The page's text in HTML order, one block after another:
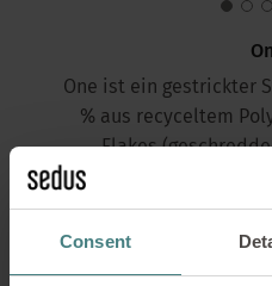
Consent
One ist ein gestrickter
% aus recyceltem
Flakes
gewonnen wird. Er ist
atmungsaktiv sowie
Standard zertifiziert.